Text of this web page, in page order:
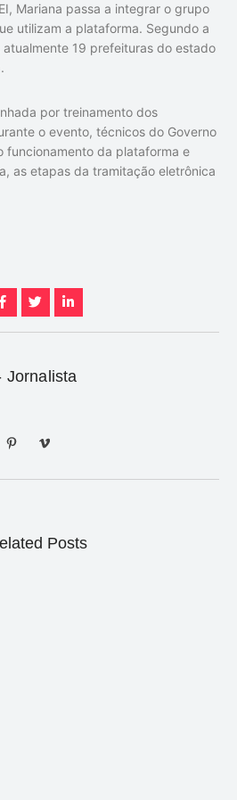
Mariana passa a integrar o grupo
utilizam a plataforma. Segundo a
19 prefeituras do estado
por treinamento dos
o evento, técnicos do Governo
funcionamento da plataforma e
as etapas da tramitação eletrônica
Jornalista
Posts